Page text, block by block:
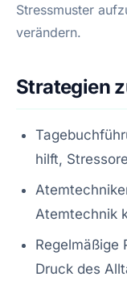
Stressmuster
verändern.
Strategien
hilft,
Atemtechnik
Regelmäßige
Druck des